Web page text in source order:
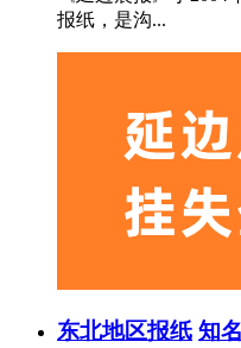
报纸，是沟...
东北地区报纸 知